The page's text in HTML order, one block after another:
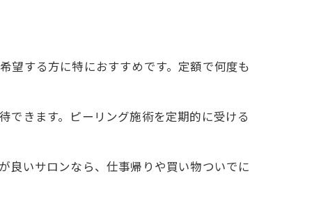
望する方に特におすすめです。定額で何度も
できます。ピーリング施術を定期的に受ける
良いサロンなら、仕事帰りや買い物ついでに